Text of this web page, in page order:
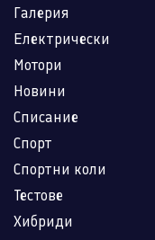
Галерия
Електрически
Мотори
Новини
Списание
Спорт
Спортни коли
Тестове
Хибриди